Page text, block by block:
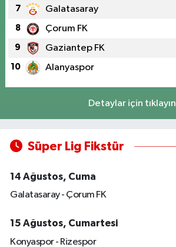
7 Galatasaray
8 Çorum FK
9 Gaziantep FK
10 Alanyaspor
Detaylar için tıklayın
Süper Lig Fikstür
14 Ağustos, Cuma
Galatasaray - Çorum FK
15 Ağustos, Cumartesi
Konyaspor - Rizespor